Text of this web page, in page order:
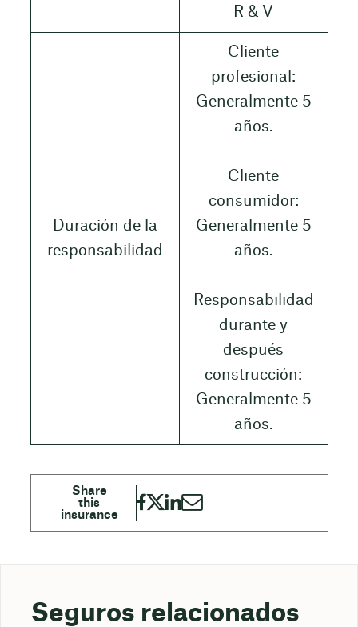
R & V
Duración de la
responsabilidad
Cliente
profesional:
Generalmente 5
años.
Cliente
consumidor:
Generalmente 5
años.
Responsabilidad
durante y
después
construcción:
Generalmente 5
años.
Seguros relacionados